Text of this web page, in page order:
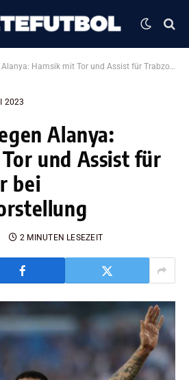
mit Tor und Assist für Trabzonspor bei Abschiedsvorstellung
2023
Alanya:
und Assist für
bei
2 MINUTEN LESEZEIT